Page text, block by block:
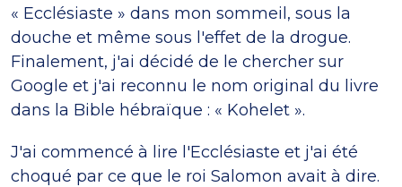
« Ecclésiaste » dans mon sommeil, sous la
douche et même sous l'effet de la drogue.
Finalement, j'ai décidé de le chercher sur
Google et j'ai reconnu le nom original du livre
dans la Bible hébraïque : « Kohelet ».
J'ai commencé à lire l'Ecclésiaste et j'ai été
choqué par ce que le roi Salomon avait à dire.